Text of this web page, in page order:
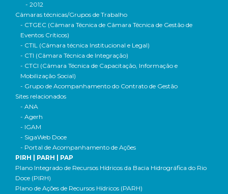
- 2012
Câmaras técnicas/Grupos de Trabalho
- CTGEC (Câmara Técnica de Câmara Técnica de Gestão de
Eventos Críticos)
- CTIL (Câmara técnica Institucional e Legal)
- CTI (Câmara Técnica de Integração)
- CTCI (Câmara Técnica de Capacitação, Informação e
Mobilização Social)
- Grupo de Acompanhamento do Contrato de Gestão
Sites relacionados
- ANA
- Agerh
- IGAM
- SigaWeb Doce
- Portal de Acompanhamento de Ações
PIRH | PARH | PAP
Plano Integrado de Recursos Hídricos da Bacia Hidrográfica do Rio
Doce (PIRH)
Plano de Ações de Recursos Hídricos (PARH)